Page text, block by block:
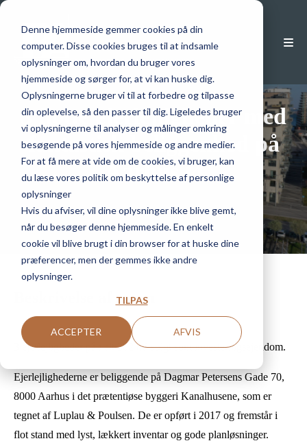
Denne hjemmeside gemmer cookies på din
computer. Disse cookies bruges til at indsamle
oplysninger om, hvordan du bruger vores
hjemmeside og sørger for, at vi kan huske dig.
Oplysningerne bruger vi til at forbedre og tilpasse
din oplevelse, så den passer til dig. Ligeledes bruger
vi oplysningerne til analyser og målinger omkring
besøgende på vores hjemmeside og andre medier.
For at få mere at vide om de cookies, vi bruger, kan
du læse vores politik om beskyttelse af personlige
oplysninger
Hvis du afviser, vil dine oplysninger ikke blive gemt,
når du besøger denne hjemmeside. En enkelt
cookie vil blive brugt i din browser for at huske dine
præferencer, men der gemmes ikke andre
oplysninger.
TILPAS
ACCEPTER AFVIS
3 flotte ejerlejligheder med
fantastisk beliggenhed på
Aarhus Ø
Beskrivelse af sagen
3 ejerlejligheder på i alt 302 m² solgt som investeringsejendom.
Ejerlejlighederne er beliggende på Dagmar Petersens Gade 70,
8000 Aarhus i det prætentiøse byggeri Kanalhusene, som er
tegnet af Luplau & Poulsen. De er opført i 2017 og fremstår i
flot stand med lyst, lækkert inventar og gode planløsninger.